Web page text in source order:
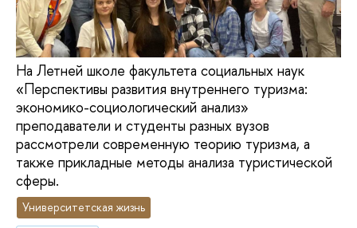
На Летней школе факультета социальных наук
«Перспективы развития внутреннего туризма:
экономико-социологический анализ»
преподаватели и студенты разных вузов
рассмотрели современную теорию туризма, а
также прикладные методы анализа туристической
сферы.
Университетская жизнь